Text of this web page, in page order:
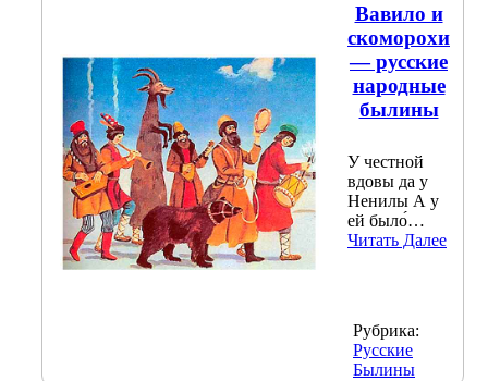
Вавило и
скоморохи
— русские
народные
былины
У честной
вдовы да у
Ненилы А у
ей было́…
Читать Далее
Рубрика:
Русские
Былины